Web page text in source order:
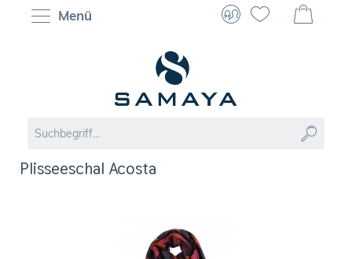
Menü
Plisseeschal Acosta